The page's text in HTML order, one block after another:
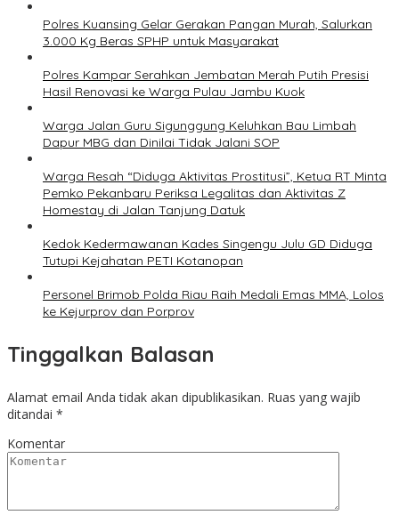
Polres Kuansing Gelar Gerakan Pangan Murah, Salurkan
3.000 Kg Beras SPHP untuk Masyarakat
Polres Kampar Serahkan Jembatan Merah Putih Presisi
Hasil Renovasi ke Warga Pulau Jambu Kuok
Warga Jalan Guru Sigunggung Keluhkan Bau Limbah
Dapur MBG dan Dinilai Tidak Jalani SOP
Warga Resah “Diduga Aktivitas Prostitusi”, Ketua RT Minta
Pemko Pekanbaru Periksa Legalitas dan Aktivitas Z
Homestay di Jalan Tanjung Datuk
Kedok Kedermawanan Kades Singengu Julu GD Diduga
Tutupi Kejahatan PETI Kotanopan
Personel Brimob Polda Riau Raih Medali Emas MMA, Lolos
ke Kejurprov dan Porprov
Tinggalkan Balasan
Alamat email Anda tidak akan dipublikasikan. Ruas yang wajib
ditandai *
Komentar